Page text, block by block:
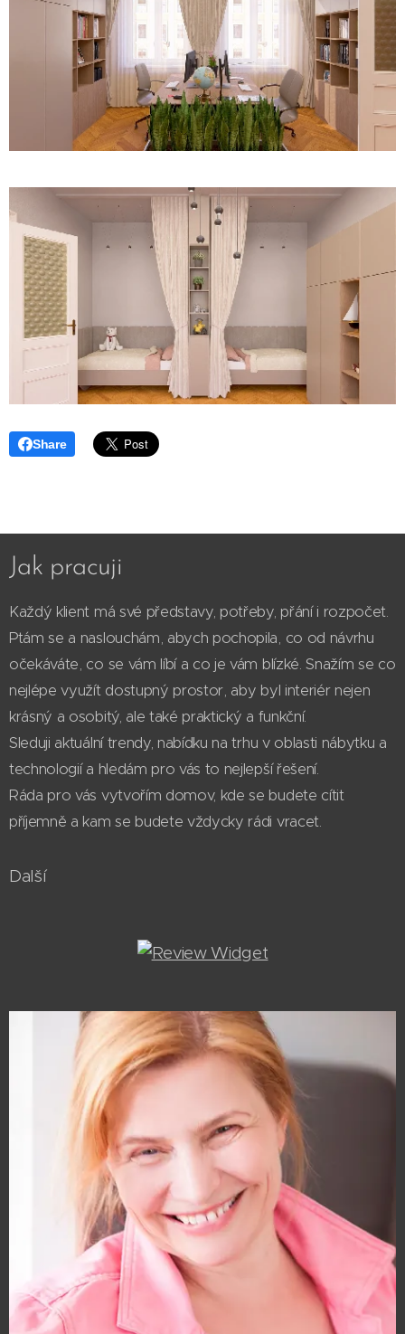
Share
Jak pracuji
Každý klient má své představy, potřeby, přání i rozpočet.
Ptám se a naslouchám, abych pochopila, co od návrhu
očekáváte, co se vám líbí a co je vám blízké. Snažím se co
nejlépe využít dostupný prostor, aby byl interiér nejen
krásný a osobitý, ale také praktický a funkční.
Sleduji aktuální trendy, nabídku na trhu v oblasti nábytku a
technologií a hledám pro vás to nejlepší řešení.
Ráda pro vás vytvořím domov, kde se budete cítit
příjemně a kam se budete vždycky rádi vracet.
Další